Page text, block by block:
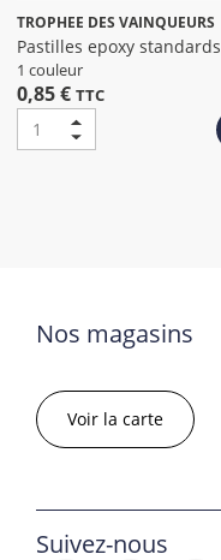
TROPHEE DES VAINQUEURS
Pastilles epoxy standards
petanque
1 couleur
0,85 € TTC
Nos magasins
Voir la carte
Suivez-nous